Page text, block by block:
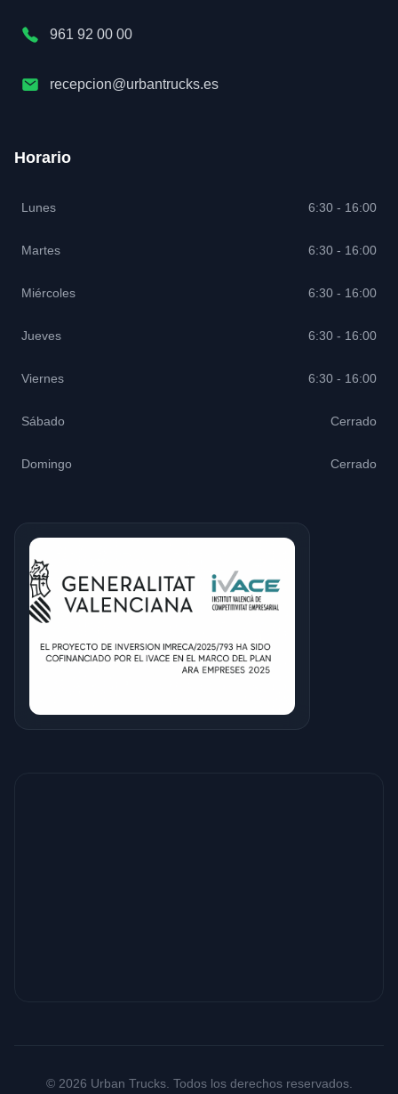
961 92 00 00
recepcion@urbantrucks.es
Horario
Lunes 6:30 - 16:00
Martes 6:30 - 16:00
Miércoles 6:30 - 16:00
Jueves 6:30 - 16:00
Viernes 6:30 - 16:00
Sábado Cerrado
Domingo Cerrado
© 2026 Urban Trucks. Todos los derechos reservados.